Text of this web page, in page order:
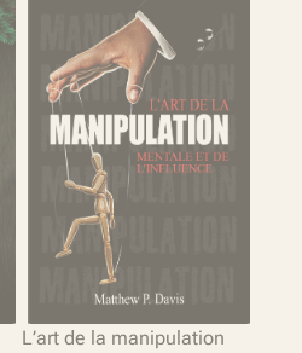
L’art de la manipulation